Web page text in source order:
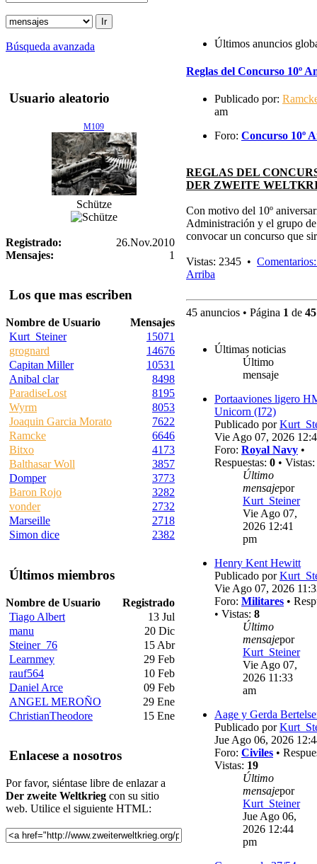
Búsqueda avanzada
Usuario aleatorio
M109
Schütze
Registrado:
26.Nov.2010
Mensajes:
1
Los que mas escriben
Nombre de Usuario
Mensajes
Kurt_Steiner
15071
grognard
14676
Capitan Miller
10531
Anibal clar
8498
ParadiseLost
8195
Wyrm
8053
Joaquin Garcia Morato
7622
Ramcke
6646
Bitxo
4173
Balthasar Woll
3857
Domper
3773
Baron Rojo
3282
vonder
2732
Marseille
2718
Simon dice
2382
Últimos miembros
Nombre de Usuario
Registrado
Tiago Albert
13 Jul
manu
20 Dic
Steiner_76
15 Abr
Learnmey
29 Feb
rauf564
10 Feb
Daniel Arce
09 Feb
ANGEL MEROÑO
29 Ene
ChristianTheodore
15 Ene
Enlacese a nosotros
Por favor, siéntase libre de enlazar a
Der zweite Weltkrieg con su sitio
web. Utilice el siguiente HTML:
Últimos anuncios
Reglas del Concurso 10º
Publicado por:
am
Foro: Concurso 10º
REGLAS DEL
DER ZWEITE
Con motivo del 10º
Administración y el grupo
convocar un concurso que
Vistas: 2345 •
Arriba
45 anuncios • Página 1 de 45
Últimas noticias
Último
mensaje
Portaaviones ligero
Unicorn (I72)
Publicado por
Vie Ago 07, 2026
Foro: Royal Navy •
Respuestas: 0 • Vistas:
Último
mensajepor
Kurt_Steiner
Vie Ago 07,
2026 12:41
pm
Henry Kent Hewitt
Publicado por
Vie Ago 07, 2026
Foro: Militares •
• Vistas: 8
Último
mensajepor
Kurt_Steiner
Vie Ago 07,
2026 11:33
am
Aage y Gerda
Publicado por
Jue Ago 06, 2026
Foro: Civiles •
Vistas: 19
Último
mensajepor
Kurt_Steiner
Jue Ago 06,
2026 12:44
pm